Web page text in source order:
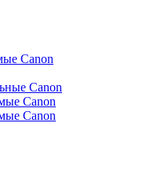
Canon
Canon
Canon
Canon